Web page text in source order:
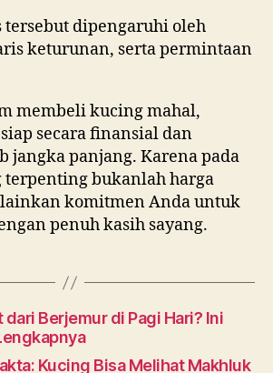
tersebut dipengaruhi oleh
keturunan, serta permintaan
membeli kucing mahal,
secara finansial dan
jangka panjang. Karena pada
terpenting bukanlah harga
komitmen Anda untuk
penuh kasih sayang.
dari Berjemur di Pagi Hari? Ini
Kucing Bisa Melihat Makhluk